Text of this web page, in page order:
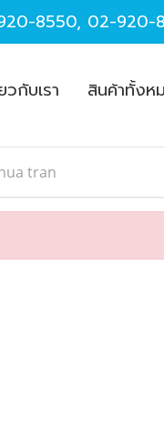
8550, 02-920-
วกับเรา สินค้าทั้ง
tran